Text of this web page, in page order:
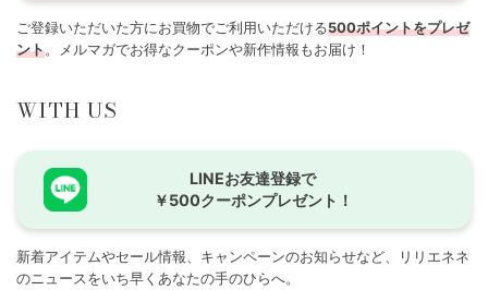
ご登録いただいた方にお買物でご利用いただける500ポイントをプレゼ
ント。メルマガでお得なクーポンや新作情報もお届け！
WITH US
LINEお友達登録で
￥500クーポンプレゼント！
新着アイテムやセール情報、キャンペーンのお知らせなど、リリエネネ
のニュースをいち早くあなたの手のひらへ。